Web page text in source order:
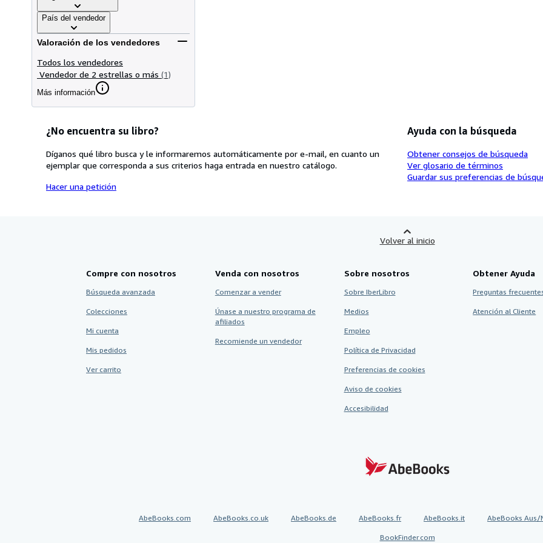
País del vendedor
Valoración de los vendedores
Todos los vendedores
Vendedor de 2 estrellas o más (1)
Más información
¿No encuentra su libro?
Díganos qué libro busca y le informaremos automáticamente por e-mail, en cuanto un
ejemplar que corresponda a sus criterios haga entrada en nuestro catálogo.
Hacer una petición
Ayuda con la búsqueda
Obtener consejos de búsqueda
Ver glosario de términos
Guardar sus preferencias de
Volver al inicio
Compre con nosotros
Búsqueda avanzada
Colecciones
Mi cuenta
Mis pedidos
Ver carrito
Venda con nosotros
Comenzar a vender
Únase a nuestro programa de
afiliados
Recomiende un vendedor
Sobre nosotros
Sobre IberLibro
Medios
Empleo
Política de Privacidad
Preferencias de cookies
Aviso de cookies
Accesibilidad
Obtener Ayuda
Preguntas
Atención al Cliente
AbeBooks.com AbeBooks.co.uk AbeBooks.de AbeBooks.fr AbeBooks.it AbeBooks Aus/
BookFinder.com